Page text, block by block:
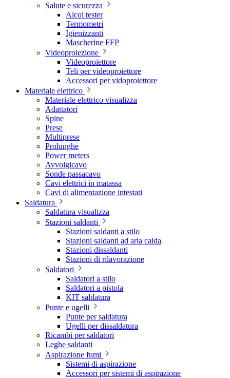
Salute e sicurezza
Alcol tester
Termometri
Igienizzanti
Mascherine FFP
Videoproiezione
Videoproiettore
Teli per videoproiettore
Accessori per vidoproiettore
Materiale elettrico
Materiale elettrico visualizza
Adattatori
Spine
Prese
Multiprese
Prolunghe
Power meters
Avvolgicavo
Sonde passacavo
Cavi elettrici in matassa
Cavi di alimentazione intestati
Saldatura
Saldatura visualizza
Stazioni saldanti
Stazioni saldanti a stilo
Stazioni saldanti ad aria calda
Stazioni dissaldanti
Stazioni di rilavorazione
Saldatori
Saldatori a stilo
Saldatori a pistola
KIT saldatura
Punte e ugelli
Punte per saldatura
Ugelli per dissaldatura
Ricambi per saldatori
Leghe saldanti
Aspirazione fumi
Sistemi di aspirazione
Accessori per sistemi di aspirazione